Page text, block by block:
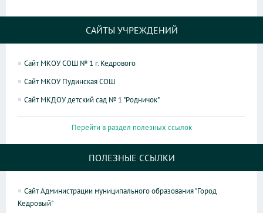
САЙТЫ УЧРЕЖДЕНИЙ
Сайт МКОУ СОШ № 1 г. Кедрового
Сайт МКОУ Пудинская СОШ
Сайт МКДОУ детский сад № 1 "Родничок"
Перейти в раздел полезных ссылок
ПОЛЕЗНЫЕ ССЫЛКИ
Сайт Администрации муниципального образования "Город
Кедровый"